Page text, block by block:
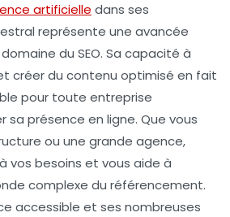
artificielle dans ses
représente une avancée
du SEO. Sa capacité à
créer du contenu optimisé en fait
pour toute entreprise
sa présence en ligne. Que vous
ou une grande agence,
vos besoins et vous aide à
complexe du référencement.
accessible et ses nombreuses